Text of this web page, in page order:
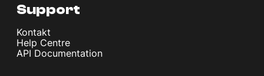
Support
Kontakt
Help Centre
API Documentation